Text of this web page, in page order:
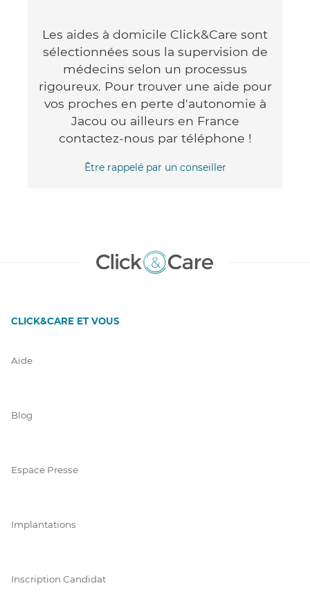
Les aides à domicile Click&Care sont
sélectionnées sous la supervision de
médecins selon un processus
rigoureux. Pour trouver une aide pour
vos proches en perte d'autonomie à
Jacou ou ailleurs en France
contactez-nous par téléphone !
Être rappelé par un conseiller
CLICK&CARE ET VOUS
Aide
Blog
Espace Presse
Implantations
Inscription Candidat